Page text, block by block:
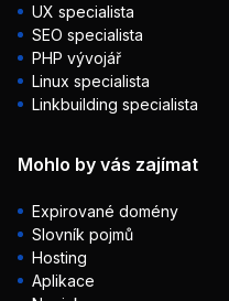
UX specialista
SEO specialista
PHP vývojář
Linux specialista
Linkbuilding specialista
Mohlo by vás zajímat
Expirované domény
Slovník pojmů
Hosting
Aplikace